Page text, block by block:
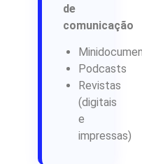
de
comunicação
Podcasts
Revistas
(digitais
e
impressas)